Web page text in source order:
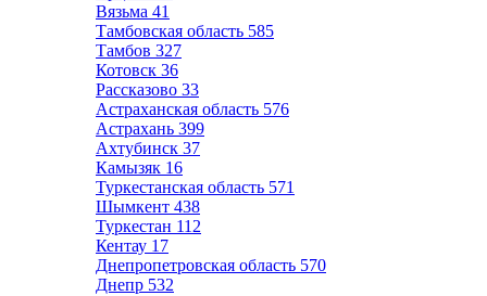
Вязьма 41
Тамбовская область 585
Тамбов 327
Котовск 36
Рассказово 33
Астраханская область 576
Астрахань 399
Ахтубинск 37
Камызяк 16
Туркестанская область 571
Шымкент 438
Туркестан 112
Кентау 17
Днепропетровская область 570
Днепр 532